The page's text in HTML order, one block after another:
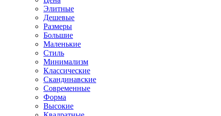
Элитные
Дешевые
Размеры
Большие
Маленькие
Стиль
Минимализм
Классические
Скандинавские
Современные
Форма
Высокие